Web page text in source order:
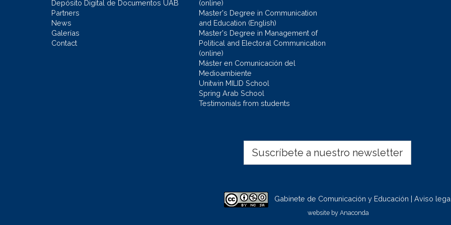
Depósito Digital de Documentos UAB
Partners
News
Galerías
Contact
(online)
Master's Degree in Communication
and Education (English)
Master's Degree in Management of
Political and Electoral Communication
(online)
Máster en Comunicación del
Medioambiente
Unitwin MILID School
Spring Arab School
Testimonials from students
Suscríbete a nuestro newsletter
Gabinete de Comunicación y Educación | Aviso
website by Anaconda